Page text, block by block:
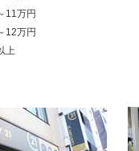
11万円
12万円
上